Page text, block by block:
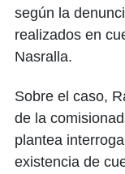
según la
realizados en
Nasralla.
Sobre el caso,
de la
plantea
existencia de